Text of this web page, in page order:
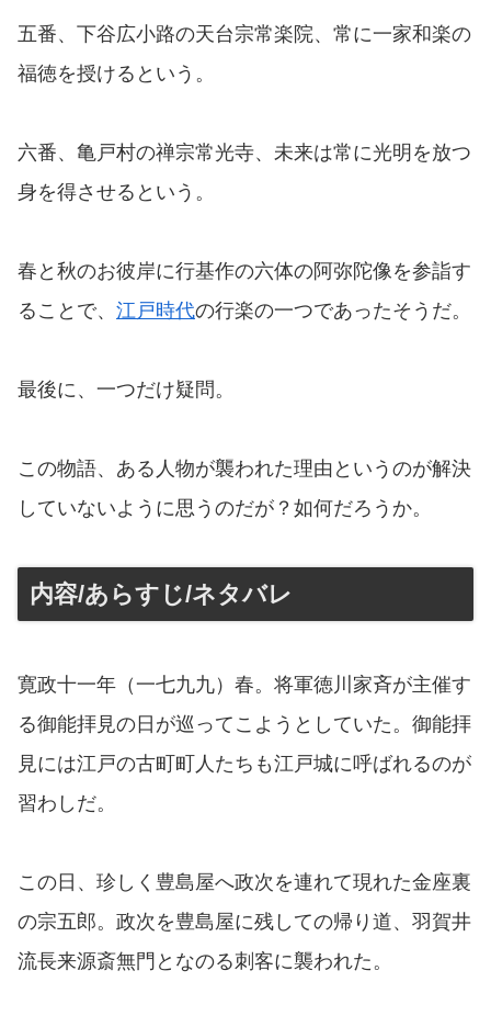
五番、下谷広小路の天台宗常楽院、常に一家和楽の
福徳を授けるという。
六番、亀戸村の禅宗常光寺、未来は常に光明を放つ
身を得させるという。
春と秋のお彼岸に行基作の六体の阿弥陀像を参詣す
ることで、 江戸時代の行楽の一つであったそうだ。
最後に、一つだけ疑問。
この物語、ある人物が襲われた理由というのが解決
していないように思うのだが？如何だろうか。
内容/あらすじ/ネタバレ
寛政十一年（一七九九）春。将軍徳川家斉が主催す
る御能拝見の日が巡ってこようとしていた。御能拝
見には江戸の古町町人たちも江戸城に呼ばれるのが
習わしだ。
この日、珍しく豊島屋へ政次を連れて現れた金座裏
の宗五郎。政次を豊島屋に残しての帰り道、羽賀井
流長来源斎無門となのる刺客に襲われた。